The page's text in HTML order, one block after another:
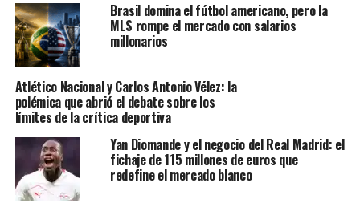
Colombia sabe que su partido más complicado es ante
Uruguay, Históricamente el cuadro tricolor sufre
bastante en Montevideo y hace varias décadas que no
escenario que deja una alta probabilidad que, en un
partido muy bueno, el equipo rescate un punto.
Seguido a ello será un duelo que no se puede dejar
escapar. La tricolor recibirá en Barranquilla al equipo
ecuatoriano y después de vencer a Brasil, Argentina,
Brasil domina el fútbol americano, pero la
MLS rompe el mercado con salarios
millonarios
Atlético Nacional y Carlos Antonio Vélez: la
polémica que abrió el debate sobre los
límites de la crítica deportiva
Yan Diomande y el negocio del Real Madrid: el
fichaje de 115 millones de euros que
redefine el mercado blanco